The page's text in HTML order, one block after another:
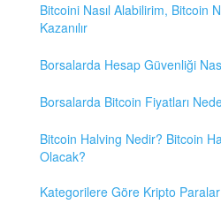
Bitcoini Nasıl Alabilirim, Bitcoin
Kazanılır
Borsalarda Hesap Güvenliği
Borsalarda Bitcoin Fiyatları
Bitcoin Halving Nedir? Bitcoin
Olacak?
Kategorilere Göre Kripto Paralar